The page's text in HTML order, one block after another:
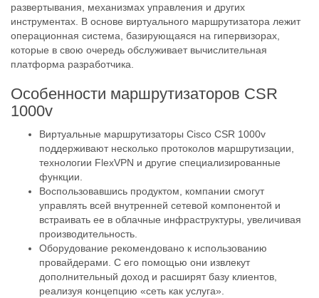
развертывания, механизмах управления и других
инструментах. В основе виртуального маршрутизатора лежит
операционная система, базирующаяся на гипервизорах,
которые в свою очередь обслуживает вычислительная
платформа разработчика.
Особенности маршрутизаторов CSR
1000v
Виртуальные маршрутизаторы Cisco CSR 1000v
поддерживают несколько протоколов маршрутизации,
технологии FlexVPN и другие специализированные
функции.
Воспользовавшись продуктом, компании смогут
управлять всей внутренней сетевой компонентой и
встраивать ее в облачные инфраструктуры, увеличивая
производительность.
Оборудование рекомендовано к использованию
провайдерами. С его помощью они извлекут
дополнительный доход и расширят базу клиентов,
реализуя концепцию «сеть как услуга».